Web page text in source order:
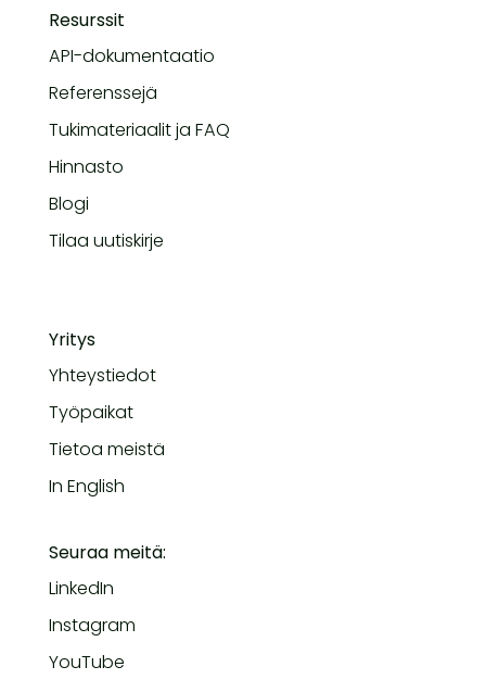
Resurssit
API-dokumentaatio
Referenssejä
Tukimateriaalit ja FAQ
Hinnasto
Blogi
Tilaa uutiskirje
Yritys
Yhteystiedot
Työpaikat
Tietoa meistä
In English
Seuraa meitä:
LinkedIn
Instagram
YouTube